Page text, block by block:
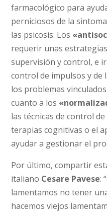
farmacológico para
perniciosos de la
las psicosis. Los
requerir unas
supervisión y control, e
control de impulsos y
los problemas
cuanto a los
las técnicas de control
terapias cognitivas o el
ayudar a gestionar el
Por último, compartir
italiano Cesare Pavese:
lamentamos no tener
hacemos viejos